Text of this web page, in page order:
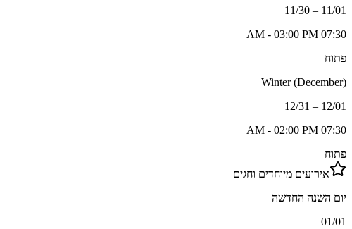
11/01 – 11/30
07:30 AM - 03:00 PM
פתוח
Winter (December)
12/01 – 12/31
07:30 AM - 02:00 PM
פתוח
אירועים מיוחדים וחגים
יום השנה החדשה
01/01